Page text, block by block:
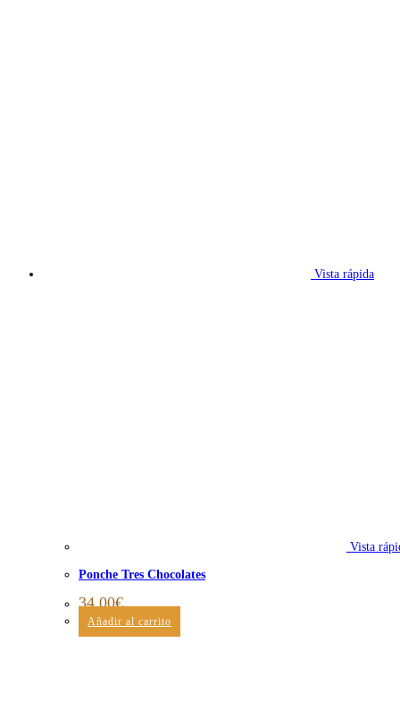
Vista rápida
Vista
Ponche Tres Chocolates
34,00€
Añadir al carrito